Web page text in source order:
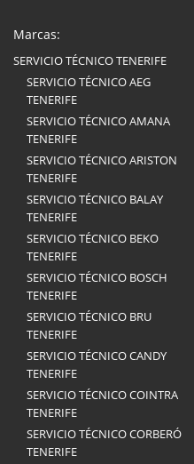
Marcas:
SERVICIO TÉCNICO TENERIFE
SERVICIO TÉCNICO AEG
TENERIFE
SERVICIO TÉCNICO AMANA
TENERIFE
SERVICIO TÉCNICO ARISTON
TENERIFE
SERVICIO TÉCNICO BALAY
TENERIFE
SERVICIO TÉCNICO BEKO
TENERIFE
SERVICIO TÉCNICO BOSCH
TENERIFE
SERVICIO TÉCNICO BRU
TENERIFE
SERVICIO TÉCNICO CANDY
TENERIFE
SERVICIO TÉCNICO COINTRA
TENERIFE
SERVICIO TÉCNICO CORBERÓ
TENERIFE